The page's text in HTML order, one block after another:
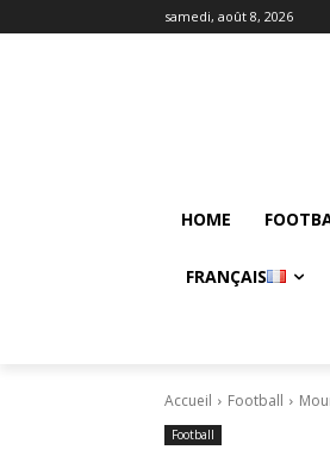
samedi, août 8, 2026
HOME
FRANÇAIS
Accueil Football
Football